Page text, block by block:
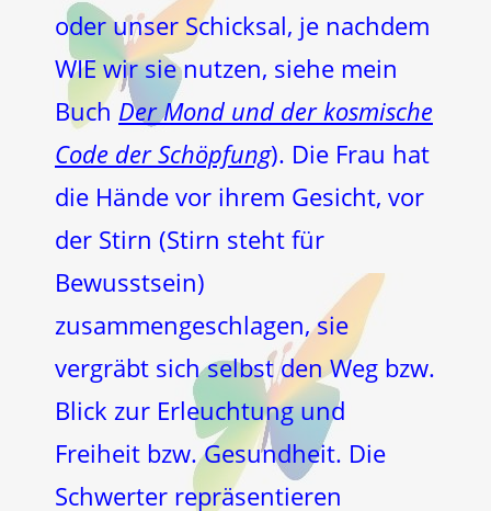
oder unser Schicksal, je nachdem
WIE wir sie nutzen, siehe mein
Buch Der Mond und der kosmische
Code der Schöpfung). Die Frau hat
die Hände vor ihrem Gesicht, vor
der Stirn (Stirn steht für
Bewusstsein)
zusammengeschlagen, sie
vergräbt sich selbst den Weg bzw.
Blick zur Erleuchtung und
Freiheit bzw. Gesundheit. Die
Schwerter repräsentieren